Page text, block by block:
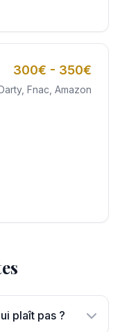
300€ - 350€
Fnac, Amazon
plaît pas ?